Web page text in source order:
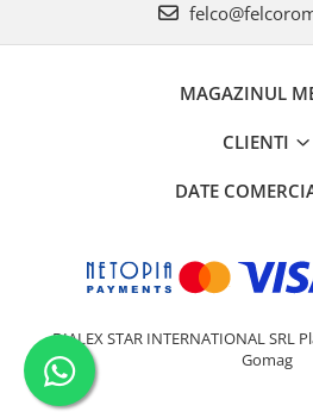
MAGAZINUL
CLIENTI
DATE
DIALEX STAR INTERNATIONAL SRL
Gomag